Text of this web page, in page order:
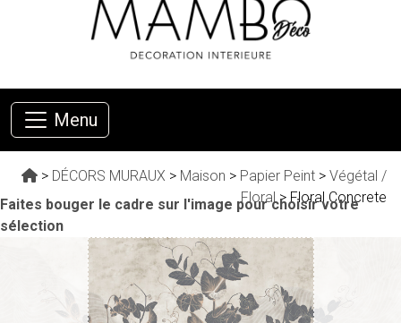
Menu
> DÉCORS MURAUX > Maison > Papier Peint > Végétal /
Floral> Floral Concrete
Faites bouger le cadre sur l'image pour choisir votre
sélection